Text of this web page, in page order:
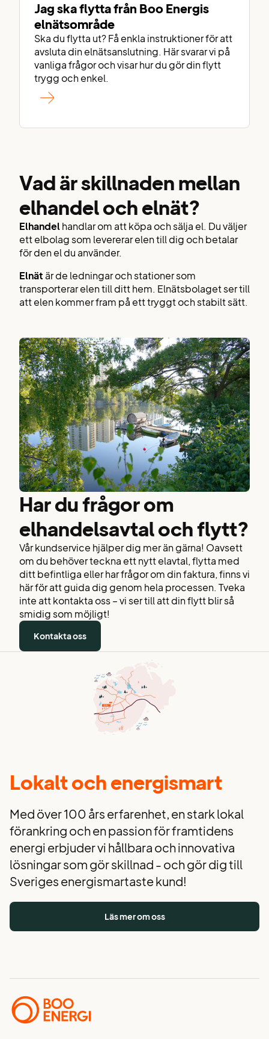
Jag ska flytta från Boo Energis
elnätsområde
Ska du flytta ut? Få enkla instruktioner för att
avsluta din elnätsanslutning. Här svarar vi på
vanliga frågor och visar hur du gör din flytt
trygg och enkel.
Vad är skillnaden mellan
elhandel och elnät?
Elhandel handlar om att köpa och sälja el. Du väljer
ett elbolag som levererar elen till dig och betalar
för den el du använder.
Elnät är de ledningar och stationer som
transporterar elen till ditt hem. Elnätsbolaget ser till
att elen kommer fram på ett tryggt och stabilt sätt.
Har du frågor om
elhandelsavtal och flytt?
Vår kundservice hjälper dig mer än gärna! Oavsett
om du behöver teckna ett nytt elavtal, flytta med
ditt befintliga eller har frågor om din faktura, finns vi
här för att guida dig genom hela processen. Tveka
inte att kontakta oss – vi ser till att din flytt blir så
smidig som möjligt!
Kontakta oss
Lokalt och energismart
Med över 100 års erfarenhet, en stark lokal
förankring och en passion för framtidens
energi erbjuder vi hållbara och innovativa
lösningar som gör skillnad - och gör dig till
Sveriges energismartaste kund!
Läs mer om oss